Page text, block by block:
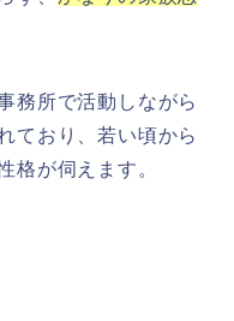
務所で活動しながら
ており、若い頃から
格が伺えます。